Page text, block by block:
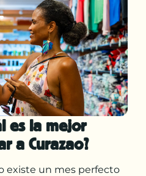
es la mejor
a Curazao?
existe un mes perfecto